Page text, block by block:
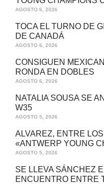
AGOSTO 6, 2026
TOCA EL TURNO DE
DE CANADÁ
AGOSTO 6, 2026
CONSIGUEN
RONDA EN DOBLES
AGOSTO 6, 2026
NATALIA SOUSA SE
W35
AGOSTO 5, 2026
ALVAREZ, ENTRE
«ANTWERP YOUNG
AGOSTO 5, 2026
SE LLEVA SÁNCHEZ
ENCUENTRO ENTRE